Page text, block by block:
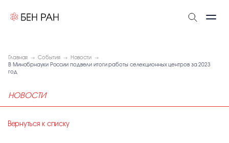
Главная События
Новости
В Минобрнауки России подвели итоги работы селекционных центров за 2023
год
НОВОСТИ
Вернуться к списку